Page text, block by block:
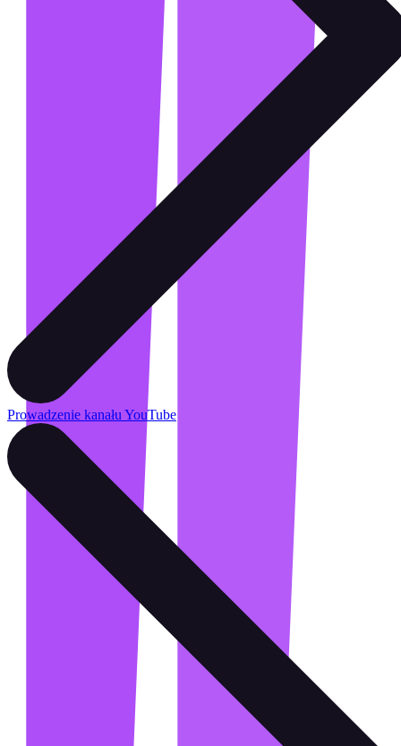
Prowadzenie kanału YouTube